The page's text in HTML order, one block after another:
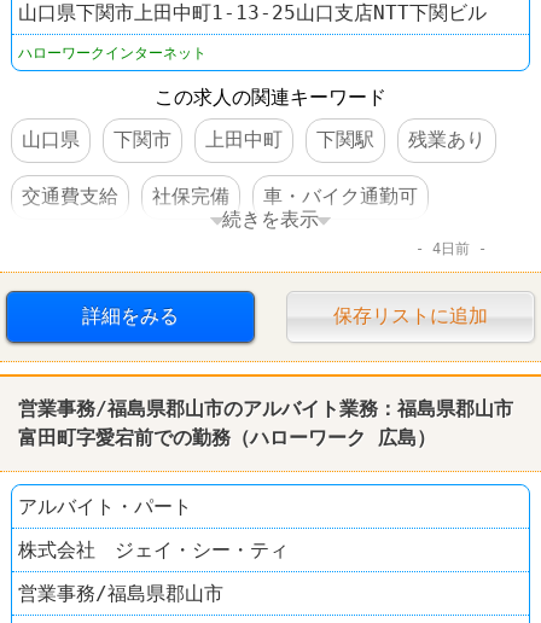
山口県下関市上田中町1-13-25山口支店NTT下関ビル
ハローワークインターネット
この求人の関連キーワード
山口県
下関市 上田中町 下関駅 残業あり
交通費支給 社保完備 車・バイク通勤可
続きを表示
4日前
詳細をみる 保存リストに追加
営業事務/福島県郡山市のアルバイト業務：福島県郡山市
富田町字愛宕前での勤務（ハローワーク 広島）
アルバイト・パート
株式会社 ジェイ・シー・ティ
営業事務/福島県郡山市